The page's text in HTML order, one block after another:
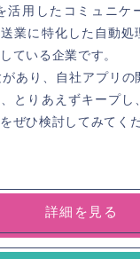
活用したコミュニケ
業に特化した自動処
ている企業です。
あり、自社アプリの
とりあえずキープし
ぜひ検討してみてくだ
詳細を見る